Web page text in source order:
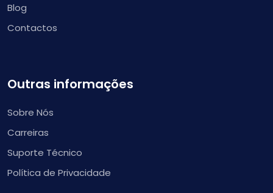
Blog
Contactos
Outras informações
Sobre Nós
Carreiras
Suporte Técnico
Política de Privacidade